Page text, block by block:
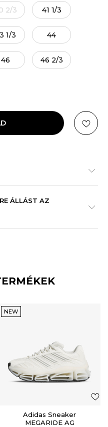
2/3 41 1/3
1/3 44
46 46 2/3
ÁLLÁST AZ
NEW
Adidas Sneaker
MEGARIDE AG